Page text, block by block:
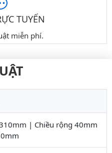
TUYẾN
miễn phí.
| Chiều rộng 40mm